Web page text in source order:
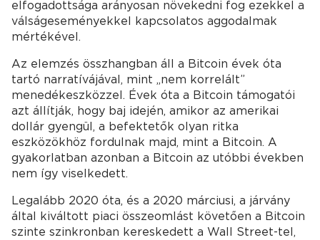
elfogadottsága arányosan növekedni fog ezekkel a
válságeseményekkel kapcsolatos aggodalmak
mértékével.
Az elemzés összhangban áll a Bitcoin évek óta
tartó narratívájával, mint „nem korrelált”
menedékeszközzel. Évek óta a Bitcoin támogatói
azt állítják, hogy baj idején, amikor az amerikai
dollár gyengül, a befektetők olyan ritka
eszközökhöz fordulnak majd, mint a Bitcoin. A
gyakorlatban azonban a Bitcoin az utóbbi években
nem így viselkedett.
Legalább 2020 óta, és a 2020 márciusi, a járvány
által kiváltott piaci összeomlást követően a Bitcoin
szinte szinkronban kereskedett a Wall Street-tel,